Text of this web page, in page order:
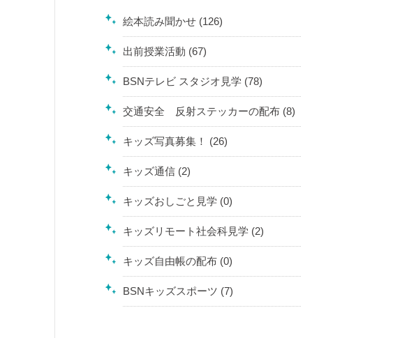
絵本読み聞かせ (126)
出前授業活動 (67)
BSNテレビ スタジオ見学 (78)
交通安全 反射ステッカーの配布 (8)
キッズ写真募集！ (26)
キッズ通信 (2)
キッズおしごと見学 (0)
キッズリモート社会科見学 (2)
キッズ自由帳の配布 (0)
BSNキッズスポーツ (7)